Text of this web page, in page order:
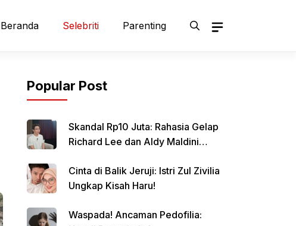
Beranda Selebriti Parenting
Popular Post
Skandal Rp10 Juta: Rahasia Gelap
Richard Lee dan Aldy Maldini
Cinta di Balik Jeruji: Istri Zul Zivilia
Ungkap Kisah Haru!
Waspada! Ancaman Pedofilia: